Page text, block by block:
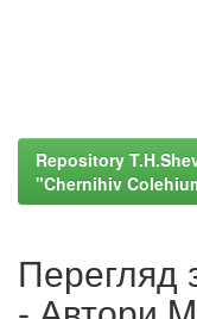
Repository
"Chernihiv
Перегляд